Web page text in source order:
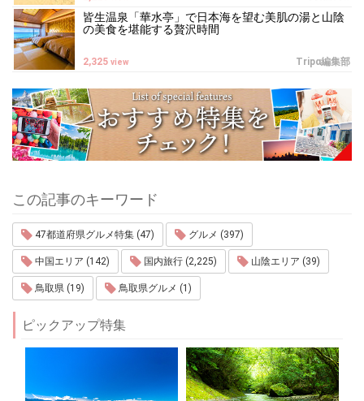
皆生温泉「華水亭」で日本海を望む美肌の湯と山陰
の美食を堪能する贅沢時間
Tripα編集部
2,325 view
この記事のキーワード
47都道府県グルメ特集 (47) グルメ (397)
中国エリア (142) 国内旅行 (2,225) 山陰エリア (39)
鳥取県 (19) 鳥取県グルメ (1)
ピックアップ特集